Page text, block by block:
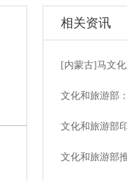
相关资讯